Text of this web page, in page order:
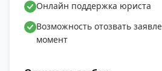
Онлайн поддержка юриста
Возможность отозвать
момент